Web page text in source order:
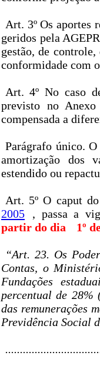
Art. 3º Os aportes
geridos pela
gestão, de
conformidade com
Art. 4º No caso
previsto no
compensada a
Parágrafo único.
amortização dos
estendido ou
Art. 5º O caput
2005
, passa a
partir do dia
1º
“Art. 23. Os
Contas, o
Fundações
percentual de 28%
das remunerações
Previdência Social